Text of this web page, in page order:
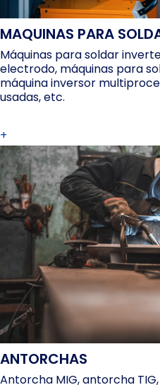
MAQUINAS PARA
Máquinas para soldar
electrodo, máquinas para
máquina inversor
usadas, etc.
+
ANTORCHAS
Antorcha MIG, antorcha